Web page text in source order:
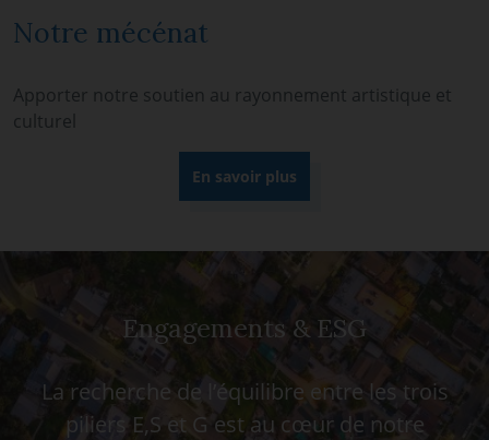
Notre mécénat
Apporter notre soutien au rayonnement artistique et
culturel
En savoir plus
Engagements & ESG
La recherche de l’équilibre entre les trois
piliers E,S et G est au cœur de notre